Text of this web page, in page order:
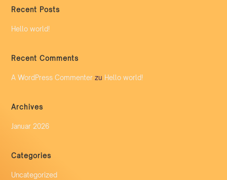
Recent Posts
Hello world!
Recent Comments
A WordPress Commenter zu Hello world!
Archives
Januar 2026
Categories
Uncategorized